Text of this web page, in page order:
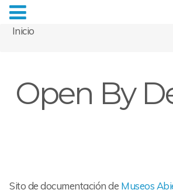
Inicio
Open By
Sito de documentación de Museos